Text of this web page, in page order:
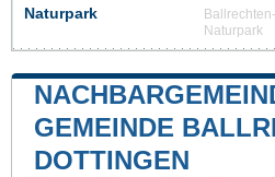
Naturpark
Naturpark
GEMEINDE
DOTTINGEN